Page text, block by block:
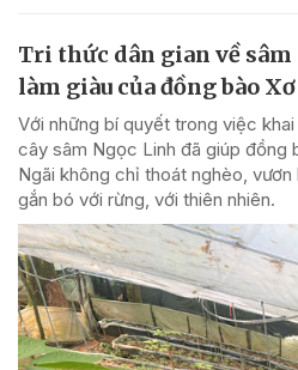
Tri thức dân gian về
làm giàu của đồng bào
Với những bí quyết trong việc
cây sâm Ngọc Linh đã giúp đồng
Ngãi không chỉ thoát nghèo,
gắn bó với rừng, với thiên nhiên.